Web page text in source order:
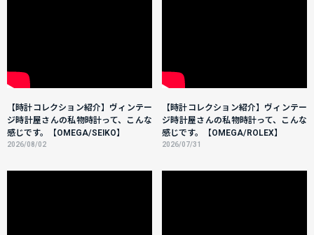
【時計コレクション紹介】ヴィンテー
ジ時計屋さんの私物時計って、こんな
感じです。【OMEGA/SEIKO】
2026/08/02
【時計コレクション紹介】ヴィンテー
ジ時計屋さんの私物時計って、こんな
感じです。【OMEGA/ROLEX】
2026/07/31